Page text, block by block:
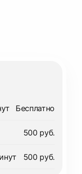
Бесплатно
500 руб.
500 руб.